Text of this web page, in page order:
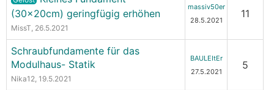
(30x20cm) geringfügig erhöhen
MissT, 26.5.2021
massiv50er
28.5.2021
11
Schraubfundamente für das
Modulhaus- Statik
Nika12, 19.5.2021
BAULEItEr
27.5.2021
5